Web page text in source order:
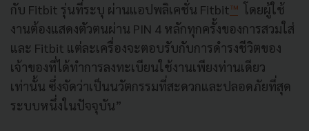
กับ Fitbit รุ่นที่ระบุ ผ่านแอปพลิเคชั่น Fitbit™ โดยผู้ใช้
งานต้องแสดงตัวตนผ่าน PIN 4 หลักทุกครั้งของการสวมใส่
และ Fitbit แต่ละเครื่องจะตอบรับกับการดำรงชีวิตของ
เจ้าของที่ได้ทำการลงทะเบียนใช้งานเพียงท่านเดียว
เท่านั้น ซึ่งจัดว่าเป็นนวัตกรรมที่สะดวกและปลอดภัยที่สุด
ระบบหนึ่งในปัจจุบัน”